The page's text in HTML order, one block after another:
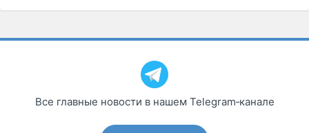
Все главные новости в нашем Telegram‑канале